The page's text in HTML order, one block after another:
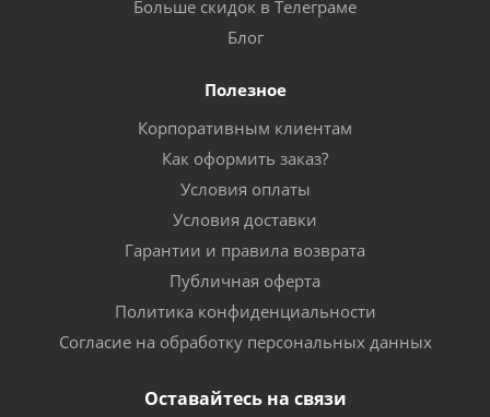
Больше скидок в Телеграме
Блог
Полезное
Корпоративным клиентам
Как оформить заказ?
Условия оплаты
Условия доставки
Гарантии и правила возврата
Публичная оферта
Политика конфиденциальности
Согласие на обработку персональных данных
Оставайтесь на связи